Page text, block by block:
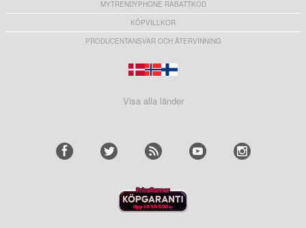
MYTRENDYPHONE RABATTKOD
KÖPVILLKOR
PRODUCENTANSVAR OCH ÅTERVINNING
Visa alla länder